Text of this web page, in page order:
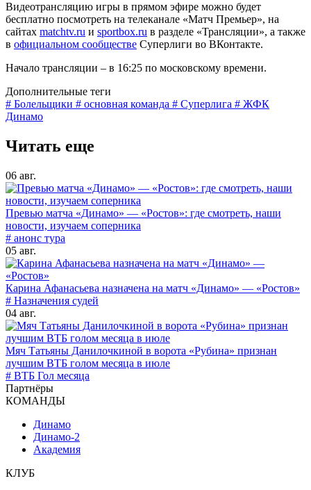
Видеотрансляцию игры в прямом эфире можно будет
бесплатно посмотреть на телеканале «Матч Премьер», на
сайтах matchtv.ru и sportbox.ru в разделе «Трансляции», а также
в официальном сообществе Суперлиги во ВКонтакте.
Начало трансляции – в 16:25 по московскому времени.
Дополнительные теги
# Болельщики # основная команда # Суперлига # ЖФК
Динамо
Читать еще
06 авг.
Превью матча «Динамо» — «Ростов»: где смотреть, наши
новости, изучаем соперника
# анонс тура
05 авг.
Карина Афанасьева назначена на матч «Динамо» — «Ростов»
# Назначения судей
04 авг.
Мяч Татьяны Данилочкиной в ворота «Рубина» признан
лучшим ВТБ голом месяца в июле
# ВТБ Гол месяца
Партнёры
КОМАНДЫ
Динамо
Динамо-2
Академия
КЛУБ